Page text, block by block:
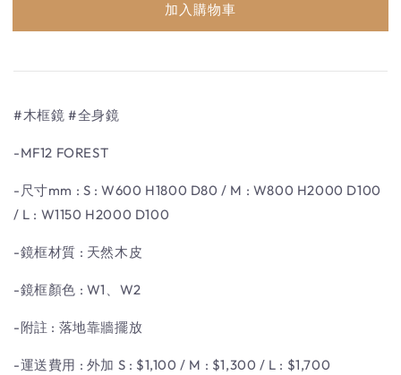
加入購物車
#木框鏡 #全身鏡
-MF12 FOREST
-尺寸mm : S : W600 H1800 D80 / M : W800 H2000 D100
/ L : W1150 H2000 D100
-鏡框材質 : 天然木皮
-鏡框顏色 : W1、W2
-附註 : 落地靠牆擺放
-運送費用 : 外加 S : $1,100 / M : $1,300 / L : $1,700